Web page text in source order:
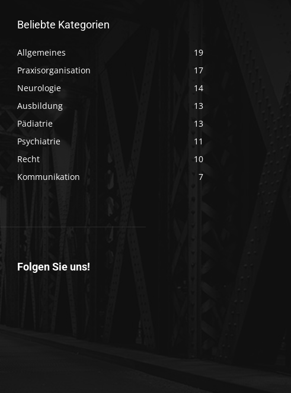
Beliebte Kategorien
Allgemeines
19
Praxisorganisation
17
Neurologie
14
Ausbildung
13
Pädiatrie
13
Psychiatrie
11
Recht
10
Kommunikation
7
Folgen Sie uns!